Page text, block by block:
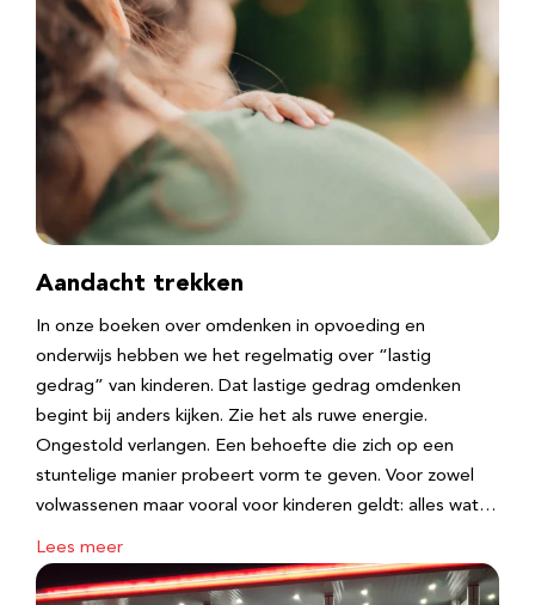
Aandacht trekken
In onze boeken over omdenken in opvoeding en
onderwijs hebben we het regelmatig over “lastig
gedrag” van kinderen. Dat lastige gedrag omdenken
begint bij anders kijken. Zie het als ruwe energie.
Ongestold verlangen. Een behoefte die zich op een
stuntelige manier probeert vorm te geven. Voor zowel
volwassenen maar vooral voor kinderen geldt: alles wat…
Lees meer